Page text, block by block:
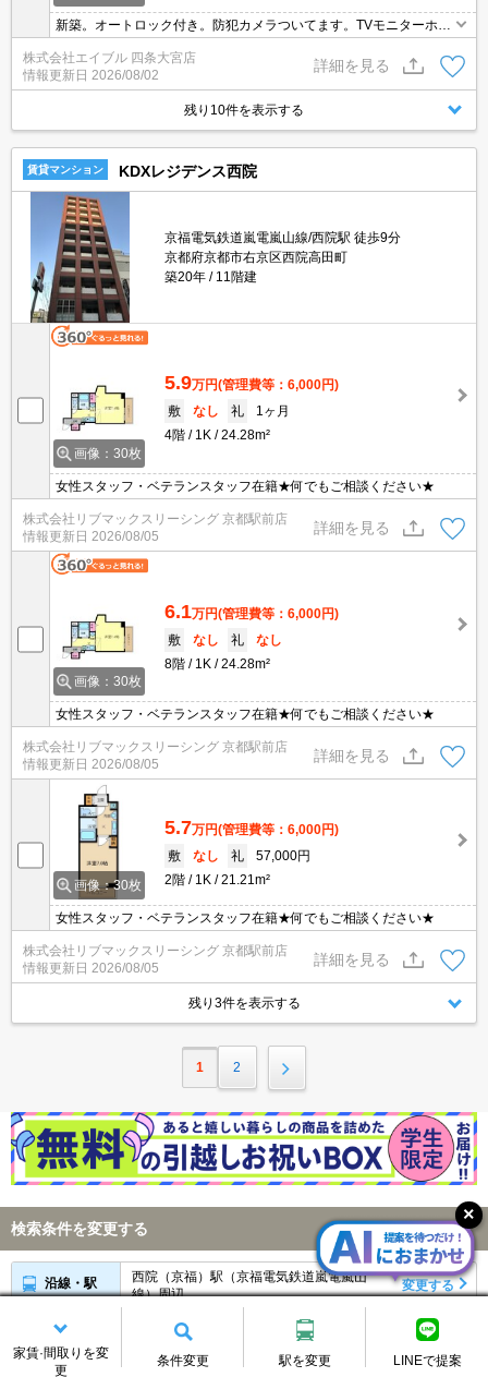
新築。オートロック付き。防犯カメラついてます。TVモニターホン
有。24時間換気システム。インターネット無料。バス・トイレ別。
独立洗面台が便利。敷金なし。ウォークインクローゼット付き。
株式会社エイブル 四条大宮店
情報更新日 2026/08/02
詳細を見る
残り10件を表示する
賃貸マンション KDXレジデンス西院
京福電気鉄道嵐電嵐山線/西院駅 徒歩9分
京都府京都市右京区西院高田町
築20年
11階建
画像：30枚
5.9万円(管理費等：6,000円)
敷
なし 礼
1ヶ月
4階
1K 24.28m²
女性スタッフ・ベテランスタッフ在籍★何でもご相談ください★
株式会社リブマックスリーシング 京都駅前店
情報更新日 2026/08/05
詳細を見る
画像：30枚
6.1万円(管理費等：6,000円)
敷
なし 礼
なし
8階
1K 24.28m²
女性スタッフ・ベテランスタッフ在籍★何でもご相談ください★
株式会社リブマックスリーシング 京都駅前店
情報更新日 2026/08/05
詳細を見る
画像：30枚
5.7万円(管理費等：6,000円)
敷
なし 礼
57,000円
2階
1K 21.21m²
女性スタッフ・ベテランスタッフ在籍★何でもご相談ください★
株式会社リブマックスリーシング 京都駅前店
情報更新日 2026/08/05
詳細を見る
残り3件を表示する
1 2
家賃·間取りを変
更
条件変更 駅を変更 LINEで提案
検索条件を変更する
沿線・駅
西院（京福）駅（京福電気鉄道嵐電嵐山
線）周辺
変更する
詳細条件 指定なし 変更する